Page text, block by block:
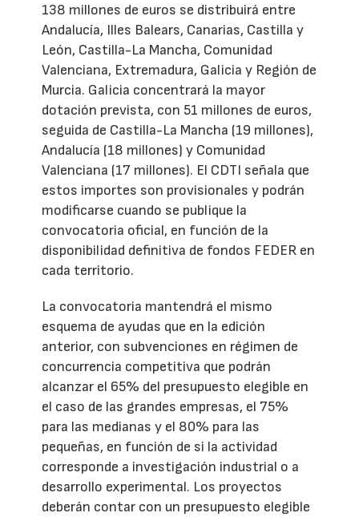
138 millones de euros se distribuirá entre
Andalucía, Illes Balears, Canarias, Castilla y
León, Castilla-La Mancha, Comunidad
Valenciana, Extremadura, Galicia y Región de
Murcia. Galicia concentrará la mayor
dotación prevista, con 51 millones de euros,
seguida de Castilla-La Mancha (19 millones),
Andalucía (18 millones) y Comunidad
Valenciana (17 millones). El CDTI señala que
estos importes son provisionales y podrán
modificarse cuando se publique la
convocatoria oficial, en función de la
disponibilidad definitiva de fondos FEDER en
cada territorio.
La convocatoria mantendrá el mismo
esquema de ayudas que en la edición
anterior, con subvenciones en régimen de
concurrencia competitiva que podrán
alcanzar el 65% del presupuesto elegible en
el caso de las grandes empresas, el 75%
para las medianas y el 80% para las
pequeñas, en función de si la actividad
corresponde a investigación industrial o a
desarrollo experimental. Los proyectos
deberán contar con un presupuesto elegible